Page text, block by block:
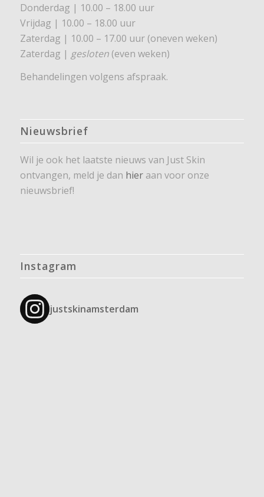
Donderdag | 10.00 – 18.00 uur
Vrijdag | 10.00 – 18.00 uur
Zaterdag | 10.00 – 17.00 uur (oneven weken)
Zaterdag | gesloten(even weken)
Behandelingen volgens afspraak.
Nieuwsbrief
Wil je ook het laatste nieuws van Just Skin
ontvangen, meld je dan hieraan voor onze
nieuwsbrief!
Instagram
justskinamsterdam